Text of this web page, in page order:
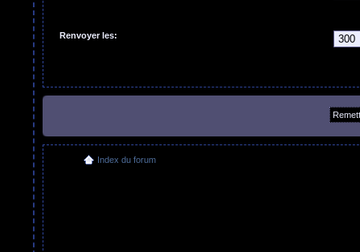
Renvoyer les:
Index du forum